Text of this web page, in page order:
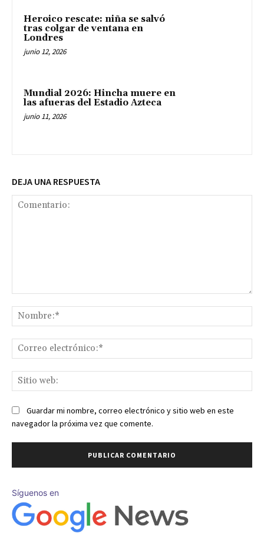
Heroico rescate: niña se salvó
tras colgar de ventana en
Londres
junio 12, 2026
Mundial 2026: Hincha muere en
las afueras del Estadio Azteca
junio 11, 2026
DEJA UNA RESPUESTA
Guardar mi nombre, correo electrónico y sitio web en este
navegador la próxima vez que comente.
Síguenos en